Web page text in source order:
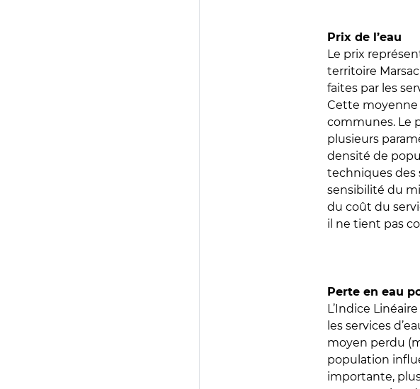
Prix de l’eau
Le prix
territoire
faites par les
Cette moyenne
communes. Le
plusieurs
densité de
techniques des
sensibilité du
du coût du
il ne tient pas
Perte en eau
L’Indice
les services
moyen perdu
population
importante,